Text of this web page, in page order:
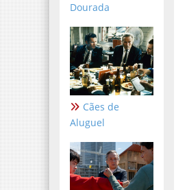
Dourada
Cães de
Aluguel